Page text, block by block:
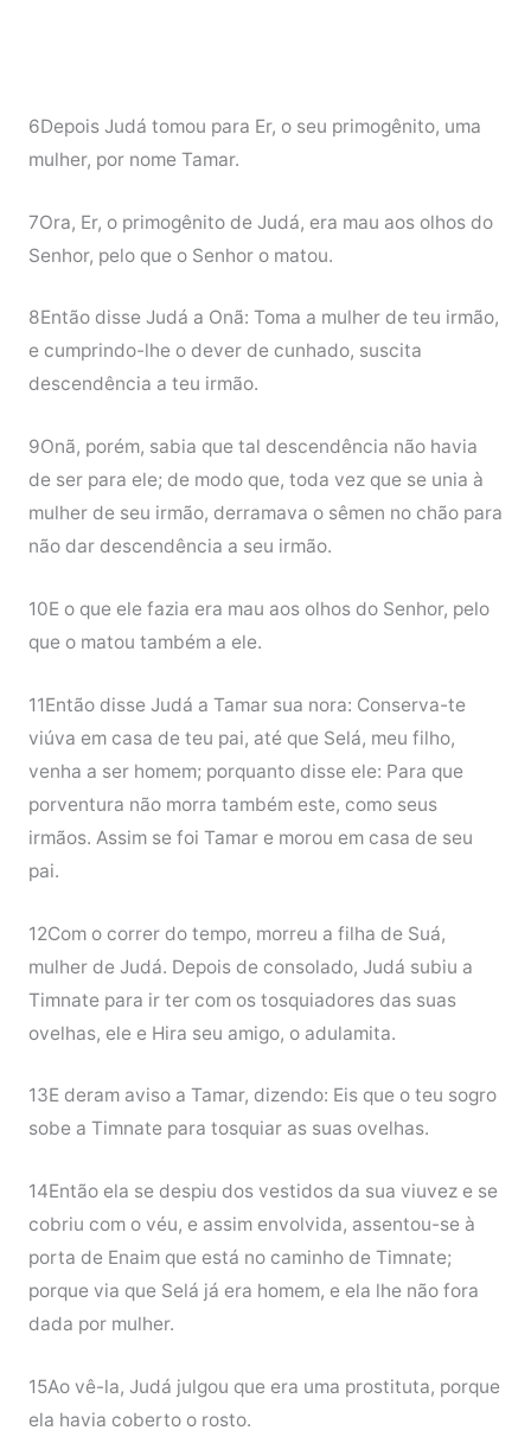
6Depois Judá tomou para Er, o seu primogênito, uma
mulher, por nome Tamar.
7Ora, Er, o primogênito de Judá, era mau aos olhos do
Senhor, pelo que o Senhor o matou.
8Então disse Judá a Onã: Toma a mulher de teu irmão,
e cumprindo-lhe o dever de cunhado, suscita
descendência a teu irmão.
9Onã, porém, sabia que tal descendência não havia
de ser para ele; de modo que, toda vez que se unia à
mulher de seu irmão, derramava o sêmen no chão para
não dar descendência a seu irmão.
10E o que ele fazia era mau aos olhos do Senhor, pelo
que o matou também a ele.
11Então disse Judá a Tamar sua nora: Conserva-te
viúva em casa de teu pai, até que Selá, meu filho,
venha a ser homem; porquanto disse ele: Para que
porventura não morra também este, como seus
irmãos. Assim se foi Tamar e morou em casa de seu
pai.
12Com o correr do tempo, morreu a filha de Suá,
mulher de Judá. Depois de consolado, Judá subiu a
Timnate para ir ter com os tosquiadores das suas
ovelhas, ele e Hira seu amigo, o adulamita.
13E deram aviso a Tamar, dizendo: Eis que o teu sogro
sobe a Timnate para tosquiar as suas ovelhas.
14Então ela se despiu dos vestidos da sua viuvez e se
cobriu com o véu, e assim envolvida, assentou-se à
porta de Enaim que está no caminho de Timnate;
porque via que Selá já era homem, e ela lhe não fora
dada por mulher.
15Ao vê-la, Judá julgou que era uma prostituta, porque
ela havia coberto o rosto.